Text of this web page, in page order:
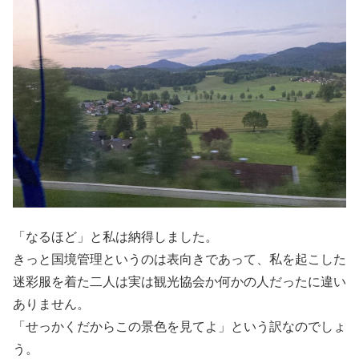
「なるほど」と私は納得しました。
きっと国境管理というのは表向きであって、私を起こした
迷彩服を着た二人は実は観光協会か何かの人だったに違い
ありません。
「せっかくだからこの景色を見てよ」という訳なのでしょ
う。